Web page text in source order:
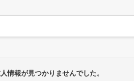
情報が見つかりませんでした。